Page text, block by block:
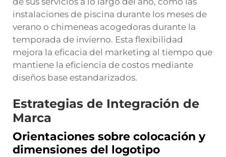
instalaciones de piscina durante los meses de
verano o chimeneas acogedoras durante la
temporada de invierno. Esta flexibilidad
mejora la eficacia del marketing al tiempo que
mantiene la eficiencia de costos mediante
diseños base estandarizados.
Estrategias de Integración de
Marca
Orientaciones sobre colocación y
dimensiones del logotipo